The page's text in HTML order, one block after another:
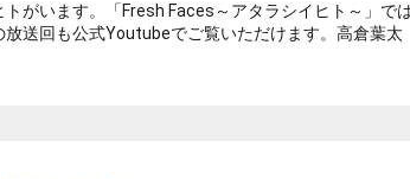
がいます。「Fresh Faces～アタラシイヒト～」で
送回も公式Youtubeでご覧いただけます。高倉葉太